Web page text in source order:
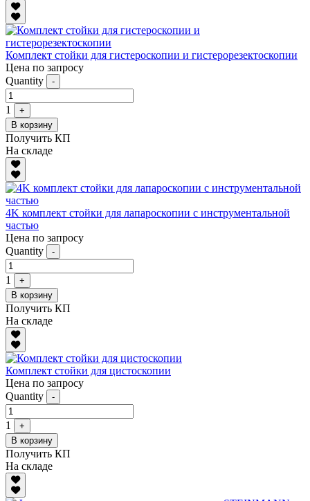
Комплект стойки для гистероскопии и гистерорезектоскопии
Цена по запросу
Quantity
-
1
+
В корзину
Получить КП
На складе
4K комплект стойки для лапароскопии с инструментальной
частью
Цена по запросу
Quantity
-
1
+
В корзину
Получить КП
На складе
Комплект стойки для цистоскопии
Цена по запросу
Quantity
-
1
+
В корзину
Получить КП
На складе